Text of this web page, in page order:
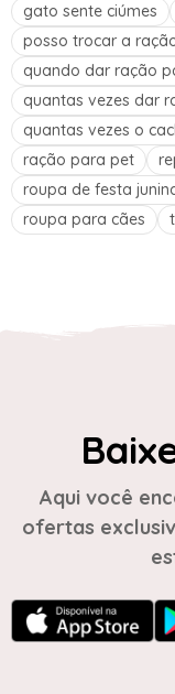
gato sente ciúmes
posso trocar a
quando dar ração
quantas vezes dar
quantas vezes o
ração para pet
roupa de festa
roupa para cães
Aqui você
ofertas